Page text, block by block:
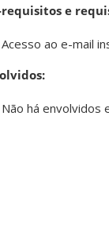
requisitos e
Acesso ao e-mail
Não há envolvidos